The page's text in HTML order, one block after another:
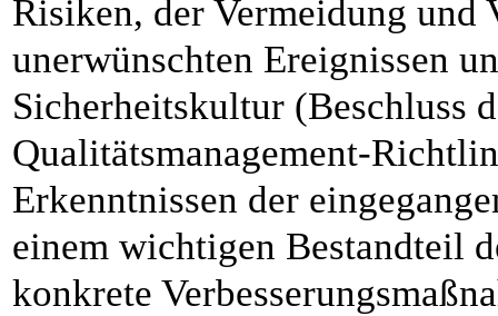
Risiken, der Vermeidung und
unerwünschten Ereignissen
Sicherheitskultur (Beschluss
Qualitätsmanagement-
Erkenntnissen der
einem wichtigen Bestandteil
konkrete